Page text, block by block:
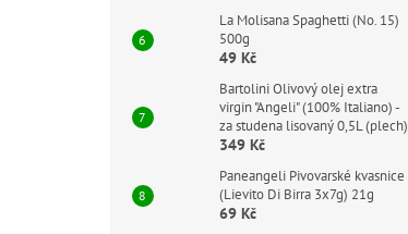
La Molisana Spaghetti (No. 15)
500g
49 Kč
Bartolini Olivový olej extra
virgin "Angeli" (100% Italiano) -
za studena lisovaný 0,5L (plech)
349 Kč
Paneangeli Pivovarské kvasnice
(Lievito Di Birra 3x7g) 21g
69 Kč